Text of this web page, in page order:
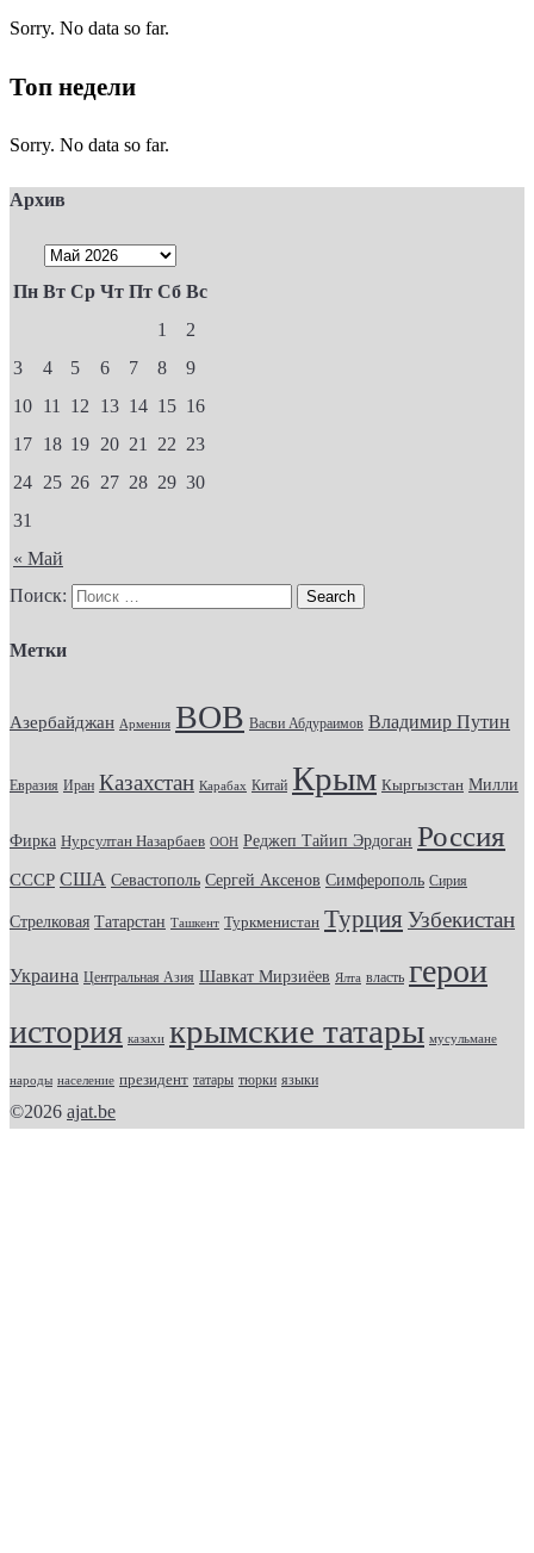
Sorry. No data so far.
Топ недели
Sorry. No data so far.
Архив
Пн Вт Ср Чт Пт Сб Вс
« Май
1
2
3
4 5 6 7 8
9
10 11 12 13 14 15 16
17 18 19 20 21 22 23
24 25 26 27 28 29 30
31
Поиск:
Метки
Азербайджан Армения ВОВ Васви Абдураимов Владимир Путин
Евразия Иран Казахстан Карабах Китай Крым Кыргызстан Милли
Фирка Нурсултан Назарбаев ООН Реджеп Тайип Эрдоган Россия
СССР США Севастополь Сергей Аксенов Симферополь Сирия
Стрелковая Татарстан Ташкент Туркменистан Турция Узбекистан
Украина Центральная Азия Шавкат Мирзиёев Ялта власть герои
история казахи крымские татары мусульмане
народы население президент татары тюрки языки
©2026 ajat.be